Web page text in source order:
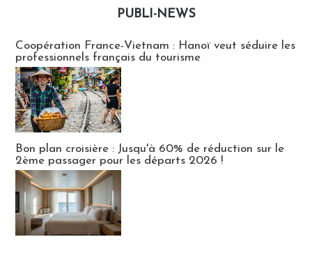
PUBLI-NEWS
Coopération France-Vietnam : Hanoï veut séduire les
professionnels français du tourisme
Bon plan croisière : Jusqu'à 60% de réduction sur le
2ème passager pour les départs 2026 !